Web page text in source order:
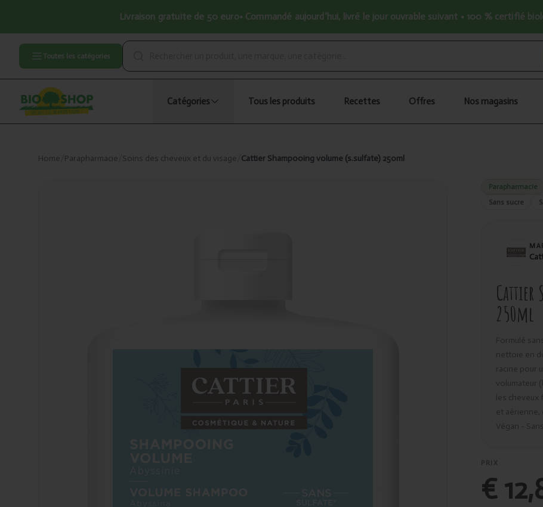
Livraison gratuite de 50 euro• Commandé aujourd’hui, livré le jour ouvrable suivant • 100 % certifié
Toutes les catégories
Catégories Tous les produits Recettes Offres Nos magasins
Home Parapharmacie Soins des cheveux et du visage Cattier Shampooing volume (s.sulfate) 250ml
Parapharmacie
Sans sucre
Cattier
250ml
Formulé
nettoie en
racine pour
volumateur
les
et aérienne,
Végan -
PRIX
€